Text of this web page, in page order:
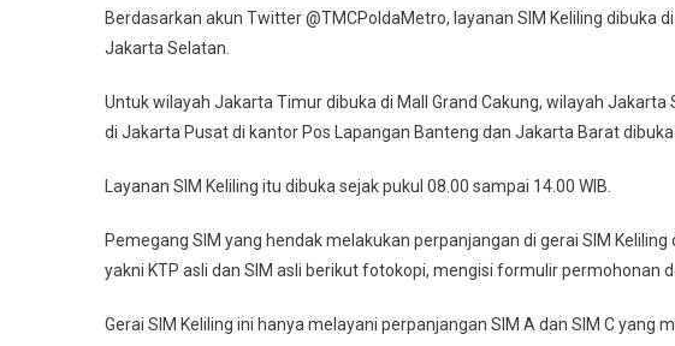
Ini
SIM
Keliling
Empat
Berdasarkan akun Twitter @TMCPoldaMetro, layanan SIM Keliling dibuka
Jakarta Selatan.
Untuk wilayah Jakarta Timur dibuka di Mall Grand Cakung, wilayah
di Jakarta Pusat di kantor Pos Lapangan Banteng dan Jakarta Barat dibuka
Layanan SIM Keliling itu dibuka sejak pukul 08.00 sampai 14.00 WIB.
Pemegang SIM yang hendak melakukan perpanjangan di gerai SIM
yakni KTP asli dan SIM asli berikut fotokopi, mengisi formulir permohonan
Gerai SIM Keliling ini hanya melayani perpanjangan SIM A dan SIM C yang